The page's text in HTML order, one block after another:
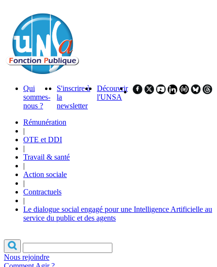
Qui
sommes-
nous ?
S'inscrire à
la
newsletter
Découvrir
l'UNSA
Rémunération
|
OTE et DDI
|
Travail & santé
|
Action sociale
|
Contractuels
|
Le dialogue social engagé pour une Intelligence Artificielle au
service du public et des agents
Nous rejoindre